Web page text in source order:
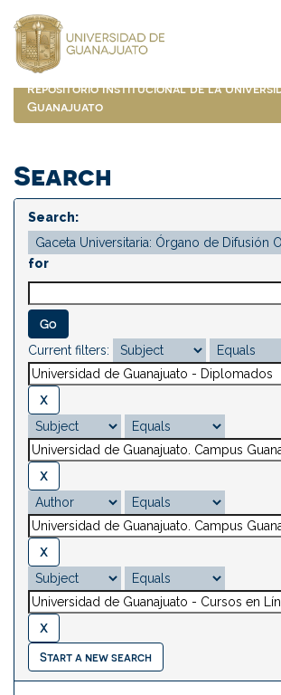
navigation
Repositorio Institucional de la
Guanajuato
Search
Search:
for
Current filters:
Start a new search